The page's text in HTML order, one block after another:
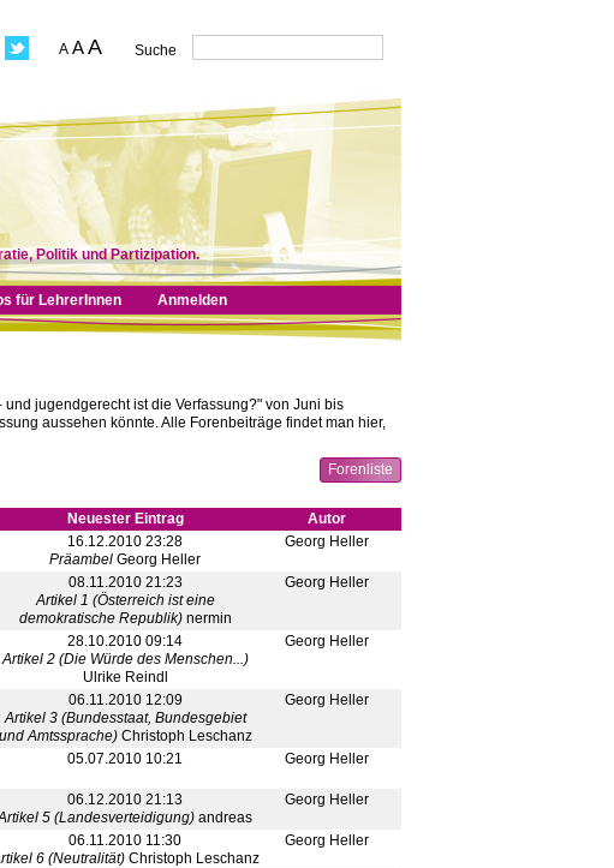
Politik und Partizipation.
Suche
A AA
für LehrerInnen Anmelden
jugendgerecht ist die Verfassung?" von Juni bis
aussehen könnte. Alle Forenbeiträge findet man hier,
Forenliste
Neuester Eintrag
Autor
16.12.2010 23:28
Präambel Georg Heller
Georg Heller
08.11.2010 21:23
Artikel 1 (Österreich ist eine
demokratische Republik) nermin
Georg Heller
28.10.2010 09:14
Artikel 2 (Die Würde des Menschen...)
Ulrike Reindl
Georg Heller
06.11.2010 12:09
Artikel 3 (Bundesstaat, Bundesgebiet
und Amtssprache) Christoph Leschanz
Georg Heller
05.07.2010 10:21 Georg Heller
06.12.2010 21:13
5 (Landesverteidigung) andreas
Georg Heller
06.11.2010 11:30
6 (Neutralität) Christoph Leschanz
Georg Heller